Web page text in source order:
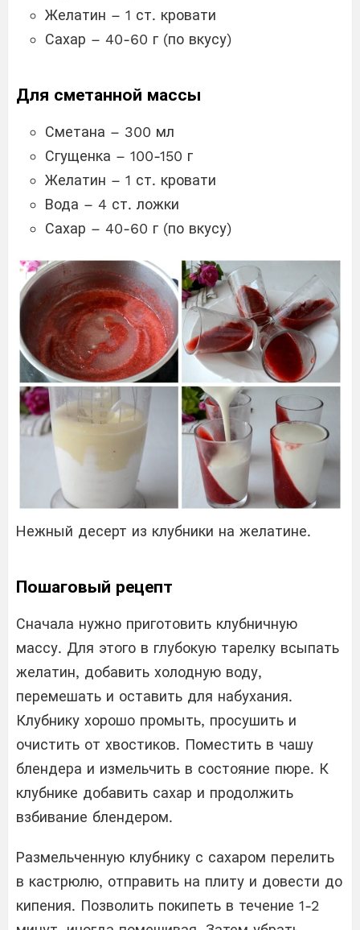
Желатин – 1 ст. кровати
Сахар – 40-60 г (по вкусу)
Для сметанной массы
Сметана – 300 мл
Сгущенка – 100-150 г
Желатин – 1 ст. кровати
Вода – 4 ст. ложки
Сахар – 40-60 г (по вкусу)
Нежный десерт из клубники на желатине.
Пошаговый рецепт
Сначала нужно приготовить клубничную
массу. Для этого в глубокую тарелку всыпать
желатин, добавить холодную воду,
перемешать и оставить для набухания.
Клубнику хорошо промыть, просушить и
очистить от хвостиков. Поместить в чашу
блендера и измельчить в состояние пюре. К
клубнике добавить сахар и продолжить
взбивание блендером.
Размельченную клубнику с сахаром перелить
в кастрюлю, отправить на плиту и довести до
кипения. Позволить покипеть в течение 1-2